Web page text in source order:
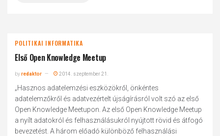
POLITIKAI INFORMATIKA
Első Open Knowledge Meetup
byredaktor 2014. szeptember 21.
„Hasznos adatelemzési eszközökről, önkéntes
adatelemzőkről és adatvezértelt újságírásról volt szó az első
Open Knowledge Meetupon. Az első Open Knowledge Meetup
a nyílt adatokról és felhasználásukról nyújtott rövid és átfogó
bevezetést. A három előadó különböző felhasználási